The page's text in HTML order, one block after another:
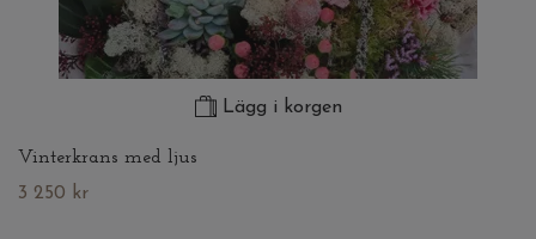
Lägg i korgen
Vinterkrans med ljus
3 250 kr